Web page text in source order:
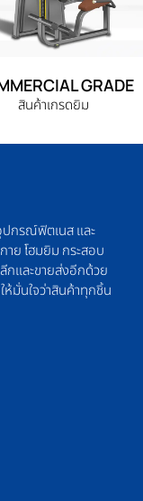
GRADE
สินค้าเกรดยิม
ปกรณ์ฟิตเนส และ
ย โฮมยิม กระสอบ
กและขายส่งอีกด้วย
ห้มั่นใจว่าสินค้าทุกชิ้น